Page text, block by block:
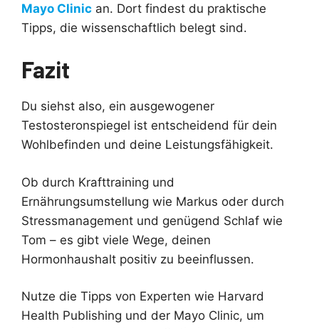
Mayo Clinic an. Dort findest du praktische
Tipps, die wissenschaftlich belegt sind.
Fazit
Du siehst also, ein ausgewogener
Testosteronspiegel ist entscheidend für dein
Wohlbefinden und deine Leistungsfähigkeit.
Ob durch Krafttraining und
Ernährungsumstellung wie Markus oder durch
Stressmanagement und genügend Schlaf wie
Tom – es gibt viele Wege, deinen
Hormonhaushalt positiv zu beeinflussen.
Nutze die Tipps von Experten wie Harvard
Health Publishing und der Mayo Clinic, um